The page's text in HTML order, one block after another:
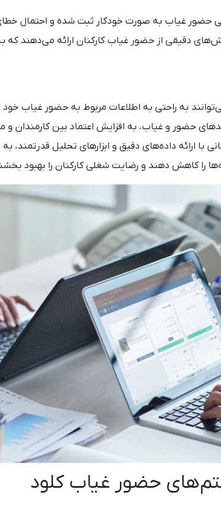
حضور غیاب به صورت خودکار ثبت شده و احتمال
دقیقی از حضور غیاب کارکنان ارائه می‌دهند
به راحتی به اطلاعات مربوط به حضور غیاب
حضور و غیاب، به افزایش اعتماد بین کارمندان
ارائه داده‌های دقیق و ابزارهای تحلیل قدرتمند،
را کاهش دهند و رضایت شغلی کارکنان را بهبود
حضور غیاب کلود